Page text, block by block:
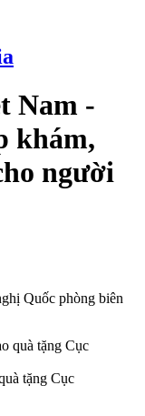
Nam -
khám,
người
Quốc phòng biên
tặng Cục